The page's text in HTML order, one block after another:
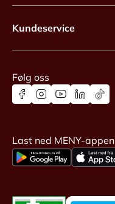
Kundeservice
Følg oss
Last ned MENY-appen